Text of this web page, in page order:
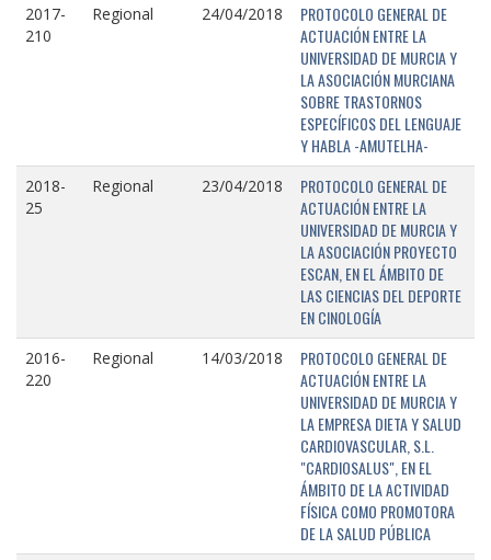
2017-
210
Regional 24/04/2018
PROTOCOLO GENERAL DE
ACTUACIÓN ENTRE LA
UNIVERSIDAD DE MURCIA Y
LA ASOCIACIÓN MURCIANA
SOBRE TRASTORNOS
ESPECÍFICOS DEL LENGUAJE
Y HABLA -AMUTELHA-
2018-
25
Regional 23/04/2018
PROTOCOLO GENERAL DE
ACTUACIÓN ENTRE LA
UNIVERSIDAD DE MURCIA Y
LA ASOCIACIÓN PROYECTO
ESCAN, EN EL ÁMBITO DE
LAS CIENCIAS DEL DEPORTE
EN CINOLOGÍA
2016-
220
Regional 14/03/2018
PROTOCOLO GENERAL DE
ACTUACIÓN ENTRE LA
UNIVERSIDAD DE MURCIA Y
LA EMPRESA DIETA Y SALUD
CARDIOVASCULAR, S.L.
"CARDIOSALUS", EN EL
ÁMBITO DE LA ACTIVIDAD
FÍSICA COMO PROMOTORA
DE LA SALUD PÚBLICA